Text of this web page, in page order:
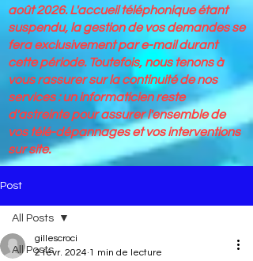
août 2026. L'accueil téléphonique étant
suspendu, la gestion de vos demandes se
fera exclusivement par e-mail durant
cette période. Toutefois, nous tenons à
vous rassurer sur la continuité de nos
services : un informaticien reste
d'astreinte pour assurer l'ensemble de
vos télé-dépannages et vos interventions
sur site.
Post
All Posts
All Posts
gillescroci
2 févr. 2024 1 min de lecture